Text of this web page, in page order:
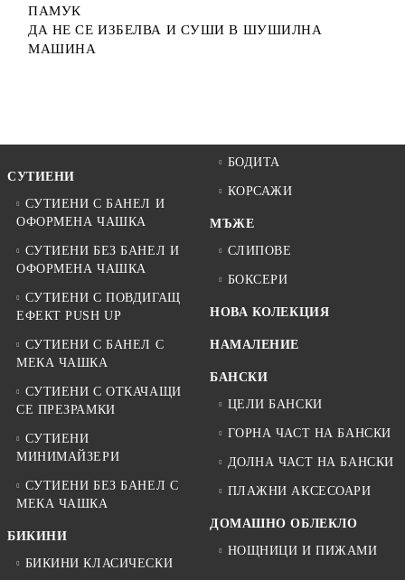
ПАМУК
ДА НЕ СЕ ИЗБЕЛВА И СУШИ В ШУШИЛНА
МАШИНА
СУТИЕНИ
СУТИЕНИ С БАНЕЛ И
ОФОРМЕНА ЧАШКА
СУТИЕНИ БЕЗ БАНЕЛ И
ОФОРМЕНА ЧАШКА
СУТИЕНИ С ПОВДИГАЩ
ЕФЕКТ PUSH UP
СУТИЕНИ С БАНЕЛ С
МЕКА ЧАШКА
СУТИЕНИ С ОТКАЧАЩИ
СЕ ПРЕЗРАМКИ
СУТИЕНИ
МИНИМАЙЗЕРИ
СУТИЕНИ БЕЗ БАНЕЛ С
МЕКА ЧАШКА
БИКИНИ
БИКИНИ КЛАСИЧЕСКИ
БОДИТА
КОРСАЖИ
МЪЖЕ
СЛИПОВЕ
БОКСЕРИ
НОВА КОЛЕКЦИЯ
НАМАЛЕНИЕ
БАНСКИ
ЦЕЛИ БАНСКИ
ГОРНА ЧАСТ НА БАНСКИ
ДОЛНА ЧАСТ НА БАНСКИ
ПЛАЖНИ АКСЕСОАРИ
ДОМАШНО ОБЛЕКЛО
НОЩНИЦИ И ПИЖАМИ